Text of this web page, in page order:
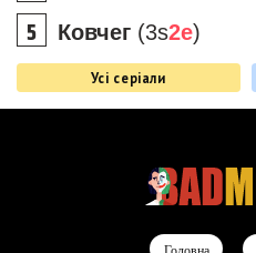
Ковчег (3s2e)
Усі серіали